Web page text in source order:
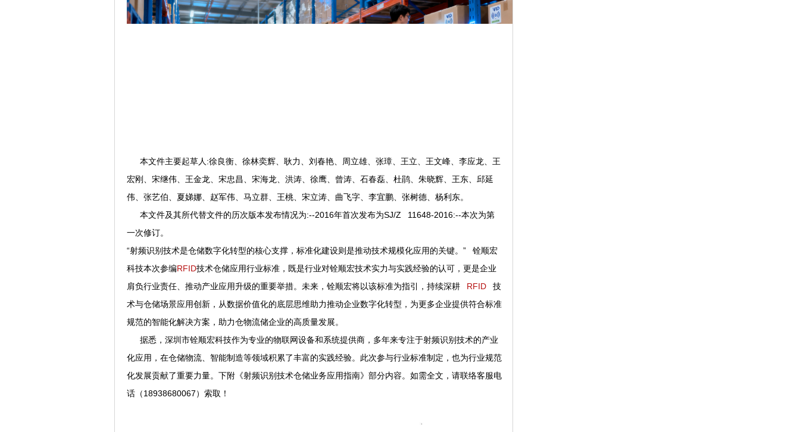
本文件主要起草人:徐良衡、徐林奕辉、耿力、刘春艳、周立雄、张璋、王立、王文峰、李应龙、王
宏刚、宋继伟、王金龙、宋忠昌、宋海龙、洪涛、徐鹰、曾涛、石春磊、杜鹃、朱晓辉、王东、邱延
伟、张艺伯、夏娣娜、赵军伟、马立群、王桃、宋立涛、曲飞字、李宜鹏、张树德、杨利东。
本文件及其所代替文件的历次版本发布情况为:--2016年首次发布为SJ/Z 11648-2016:--本次为第
一次修订。
“射频识别技术是仓储数字化转型的核心支撑，标准化建设则是推动技术规模化应用的关键。” 铨顺宏
科技本次参编RFID技术仓储应用行业标准，既是行业对铨顺宏技术实力与实践经验的认可，更是企业
肩负行业责任、推动产业应用升级的重要举措。未来，铨顺宏将以该标准为指引，持续深耕 RFID 技
术与仓储场景应用创新，从数据价值化的底层思维助力推动企业数字化转型，为更多企业提供符合标准
规范的智能化解决方案，助力仓物流储企业的高质量发展。
据悉，深圳市铨顺宏科技作为专业的物联网设备和系统提供商，多年来专注于射频识别技术的产业
化应用，在仓储物流、智能制造等领域积累了丰富的实践经验。此次参与行业标准制定，也为行业规范
化发展贡献了重要力量。下附《射频识别技术仓储业务应用指南》部分内容。如需全文，请联络客服电
话（18938680067）索取！